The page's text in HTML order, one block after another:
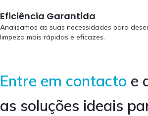
Eficiência Garantida
Analisamos as suas necessidades para
limpeza mais rápidas e eficazes.
Entre em contacto e
as soluções ideais